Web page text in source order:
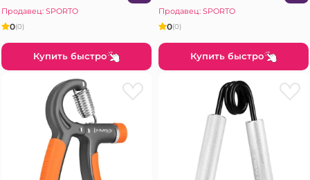
Продавец: SPORTO
0(0)
Купить быстро
Продавец: SPORTO
0(0)
Купить быстро